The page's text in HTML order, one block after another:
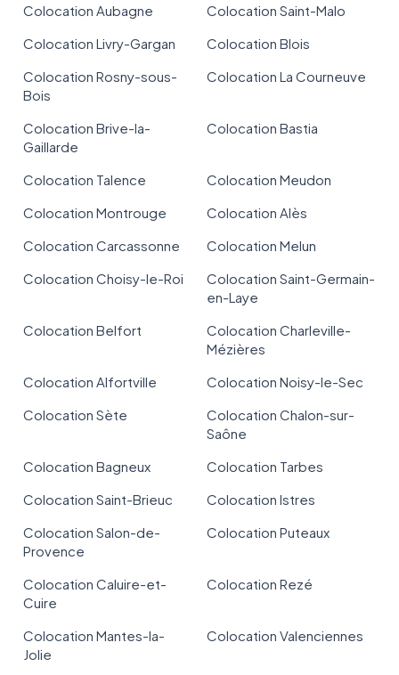
Colocation Aubagne
Colocation Saint-Malo
Colocation Livry-Gargan
Colocation Blois
Colocation Rosny-sous-
Bois
Colocation La Courneuve
Colocation Brive-la-
Gaillarde
Colocation Bastia
Colocation Talence
Colocation Meudon
Colocation Montrouge
Colocation Alès
Colocation Carcassonne
Colocation Melun
Colocation Choisy-le-Roi
Colocation Saint-Germain-
en-Laye
Colocation Belfort
Colocation Charleville-
Mézières
Colocation Alfortville
Colocation Noisy-le-Sec
Colocation Sète
Colocation Chalon-sur-
Saône
Colocation Bagneux
Colocation Tarbes
Colocation Saint-Brieuc
Colocation Istres
Colocation Salon-de-
Provence
Colocation Puteaux
Colocation Caluire-et-
Cuire
Colocation Rezé
Colocation Mantes-la-
Jolie
Colocation Valenciennes